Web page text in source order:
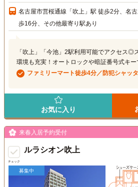
名古屋市営桜通線「吹上」駅 徒歩2分、名
歩16分、その他最寄り駅あり
「吹上」「今池」2駅利用可能でアクセス◎
環境も充実！オートロックや暗証番号式キ
ファミリーマート徒歩4分／防犯シャッ
お気に入り
チェック
来春入居予約受付
ルラシオン吹上
募集中